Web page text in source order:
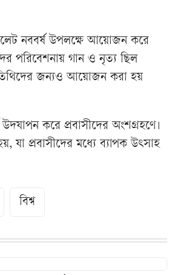
নববর্ষ উপলক্ষে আয়োজন করে
পরিবেশনায় গান ও নৃত্য ছিল
জন্যও আয়োজন করা হয়
করে প্রবাসীদের অংশগ্রহণে।
যা প্রবাসীদের মধ্যে ব্যাপক উৎসাহ
বিশ্ব